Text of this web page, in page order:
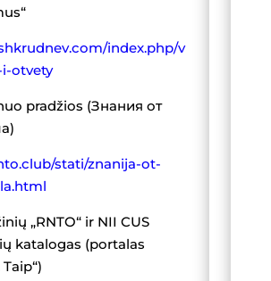
index.php/v
otvety
pradžios (Знания от
stati/znanija-ot-
„RNTO“ ir NII CUS
katalogas (portalas